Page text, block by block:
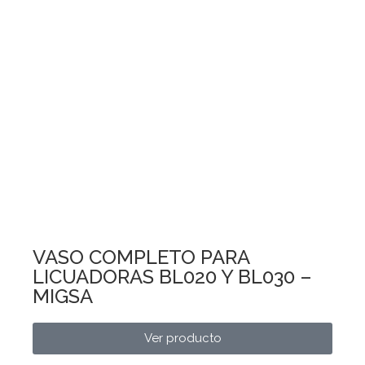
VASO COMPLETO PARA
LICUADORAS BL020 Y BL030 –
MIGSA
Ver producto